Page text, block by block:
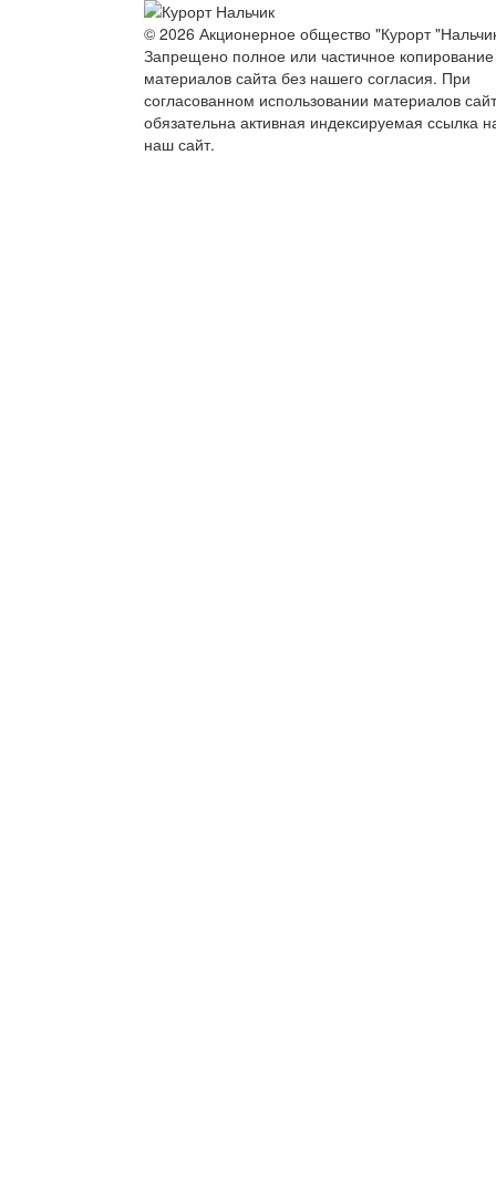
© 2026 Акционерное общество "Курорт
Запрещено полное или частичное копирование
материалов сайта без нашего согласия. При
согласованном использовании материалов
обязательна активная индексируемая ссылка
наш сайт.